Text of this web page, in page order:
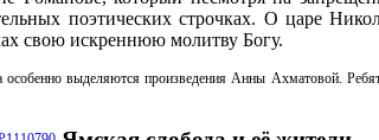
поэтических строчках. О царе
свою искреннюю молитву Богу.
особенно выделяются произведения Анны Ахматовой.